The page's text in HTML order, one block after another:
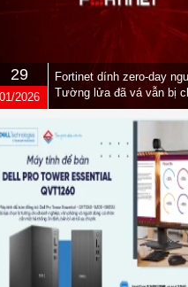
29
01/2026
Fortinet dính zero-day
Tường lửa đã vá vẫn bị
quyền